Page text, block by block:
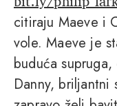
citiraju Maeve i
vole. Maeve je
buduća
Danny, briljantni